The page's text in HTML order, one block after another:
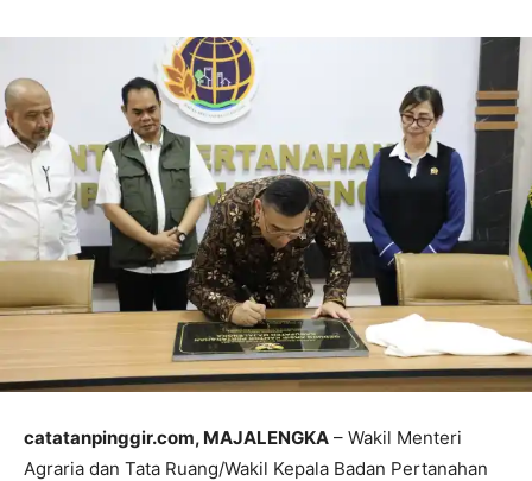
catatanpinggir.com, MAJALENGKA – Wakil Menteri
Agraria dan Tata Ruang/Wakil Kepala Badan Pertanahan